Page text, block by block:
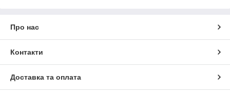
Про нас
Контакти
Доставка та оплата